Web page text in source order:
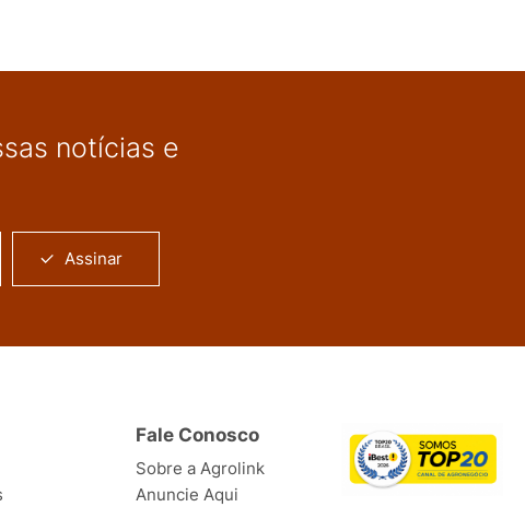
notícias e
Assinar
Fale Conosco
Sobre a Agrolink
Anuncie Aqui